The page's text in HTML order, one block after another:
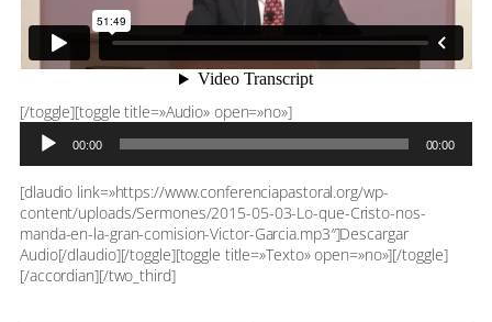
[/toggle][toggle title=»Audio» open=»no»]Reproductor
audio
00:00 00:00
[dlaudio link=»https://www.conferenciapastoral.org/wp-
content/uploads/Sermones/2015-05-03-Lo-que-Cristo-nos-
manda-en-la-gran-comision-Victor-Garcia.mp3″]Descargar
Audio[/dlaudio][/toggle][toggle title=»Texto» open=»no»][/toggle]
[/accordian][/two_third]